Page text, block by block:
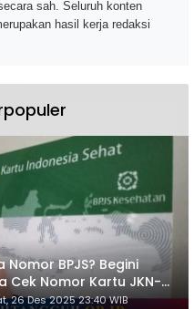
sah. Seluruh konten
hasil kerja redaksi
Nomor BPJS? Begini
Cek Nomor Kartu JKN-
NIK KTP
26 Des 2025 23:40 WIB